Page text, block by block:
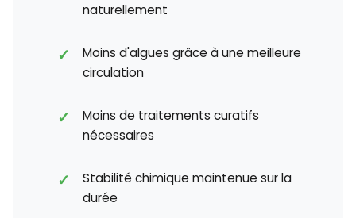
naturellement
Moins d'algues grâce à une meilleure
circulation
Moins de traitements curatifs
nécessaires
Stabilité chimique maintenue sur la
durée